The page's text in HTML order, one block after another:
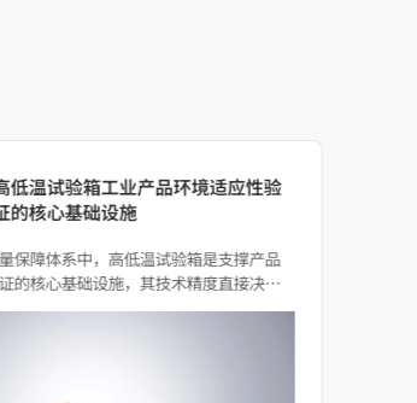
低温试验箱工业产品环境适应性验
的核心基础设施
保障体系中，高低温试验箱是支撑产品
的核心基础设施，其技术精度直接决定